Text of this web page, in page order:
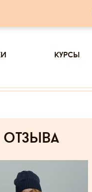
курсы
отзыва